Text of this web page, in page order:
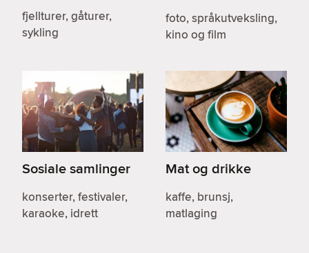
fjellturer, gåturer,
sykling
foto, språkutveksling,
kino og film
Sosiale samlinger
konserter, festivaler,
karaoke, idrett
Mat og drikke
kaffe, brunsj,
matlaging